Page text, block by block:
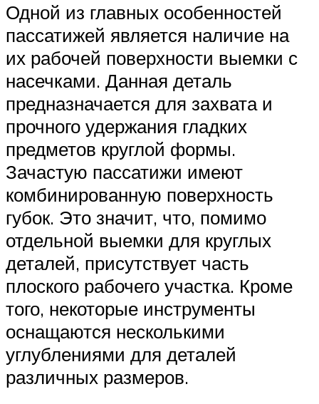
Одной из главных особенностей
пассатижей является наличие на
их рабочей поверхности выемки с
насечками. Данная деталь
предназначается для захвата и
прочного удержания гладких
предметов круглой формы.
Зачастую пассатижи имеют
комбинированную поверхность
губок. Это значит, что, помимо
отдельной выемки для круглых
деталей, присутствует часть
плоского рабочего участка. Кроме
того, некоторые инструменты
оснащаются несколькими
углублениями для деталей
различных размеров.